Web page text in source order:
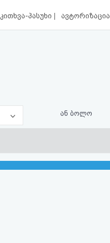
კითხვა-პასუხი | ავტორიზაცია
ან ბოლო